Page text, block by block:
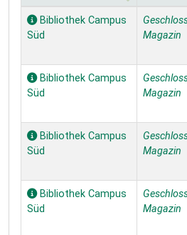
Exemplare
Bibliothek Campus
Süd
Magazin
Bibliothek Campus
Süd
Magazin
Bibliothek Campus
Süd
Magazin
Bibliothek Campus
Süd
Magazin